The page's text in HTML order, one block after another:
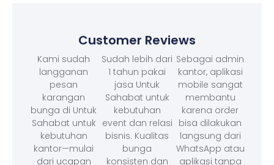
Customer Reviews
Kami sudah
langganan
pesan
karangan
bunga di Untuk
Sahabat untuk
kebutuhan
kantor—mulai
dari ucapan
Sudah lebih dari
1 tahun pakai
jasa Untuk
Sahabat untuk
kebutuhan
event dan relasi
bisnis. Kualitas
bunga
konsisten dan
Sebagai admin
kantor, aplikasi
mobile sangat
membantu
karena order
bisa dilakukan
langsung dari
WhatsApp atau
aplikasi tanpa